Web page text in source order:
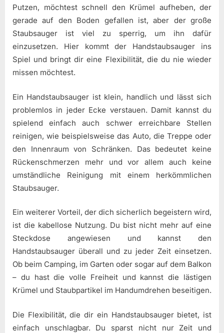
Putzen, möchtest schnell den Krümel aufheben, der
gerade auf den Boden gefallen ist, aber der große
Staubsauger ist viel zu sperrig, um ihn dafür
einzusetzen. Hier kommt der Handstaubsauger ins
Spiel und bringt dir eine Flexibilität, die du nie wieder
missen möchtest.
Ein Handstaubsauger ist klein, handlich und lässt sich
problemlos in jeder Ecke verstauen. Damit kannst du
spielend einfach auch schwer erreichbare Stellen
reinigen, wie beispielsweise das Auto, die Treppe oder
den Innenraum von Schränken. Das bedeutet keine
Rückenschmerzen mehr und vor allem auch keine
umständliche Reinigung mit einem herkömmlichen
Staubsauger.
Ein weiterer Vorteil, der dich sicherlich begeistern wird,
ist die kabellose Nutzung. Du bist nicht mehr auf eine
Steckdose angewiesen und kannst den
Handstaubsauger überall und zu jeder Zeit einsetzen.
Ob beim Camping, im Garten oder sogar auf dem Balkon
– du hast die volle Freiheit und kannst die lästigen
Krümel und Staubpartikel im Handumdrehen beseitigen.
Die Flexibilität, die dir ein Handstaubsauger bietet, ist
einfach unschlagbar. Du sparst nicht nur Zeit und